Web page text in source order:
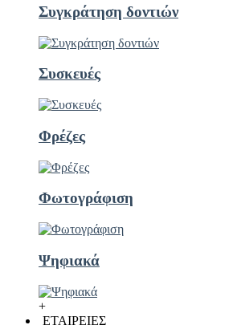
Συγκράτηση δοντιών
Συσκευές
Φρέζες
Φωτογράφιση
Ψηφιακά
+
ΕΤΑΙΡΕΙΕΣ